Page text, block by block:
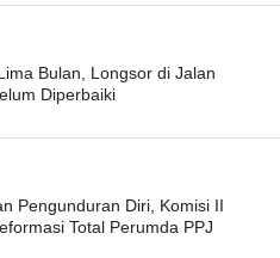
Bulan, Longsor di Jalan
Diperbaiki
Pengunduran Diri, Komisi II
Total Perumda PPJ